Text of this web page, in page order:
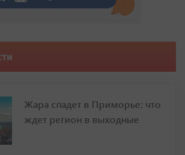
Жара спадет в Приморье: что
ждет регион в выходные